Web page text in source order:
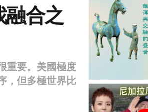
融合之
重要。美國極度
，但多極世界比